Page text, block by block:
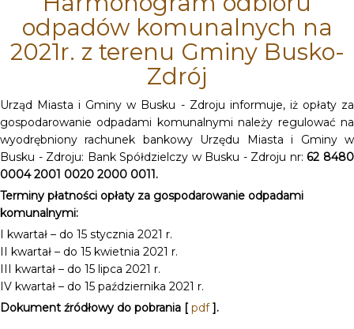
odpadów komunalnych na
2021r. z terenu Gminy Busko-
Zdrój
Urząd Miasta i Gminy w Busku - Zdroju informuje, iż opłaty za
gospodarowanie odpadami komunalnymi należy regulować na
wyodrębniony rachunek bankowy Urzędu Miasta i Gminy w
Busku - Zdroju: Bank Spółdzielczy w Busku - Zdroju nr: 62 8480
0004 2001 0020 2000 0011.
Terminy płatności opłaty za gospodarowanie odpadami
komunalnymi:
I kwartał – do 15 stycznia 2021 r.
II kwartał – do 15 kwietnia 2021 r.
III kwartał – do 15 lipca 2021 r.
IV kwartał – do 15 października 2021 r.
Dokument źródłowy do pobrania [ pdf].